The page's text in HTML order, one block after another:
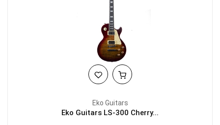
Eko Guitars
Eko Guitars LS-300 Cherry...